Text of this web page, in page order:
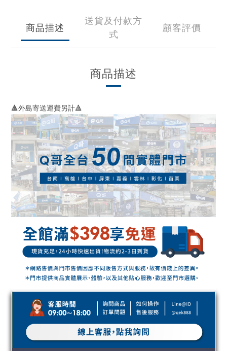
商品描述
送貨及付款方
式
顧客評價
商品描述
🔺外島寄送運費另計🔺